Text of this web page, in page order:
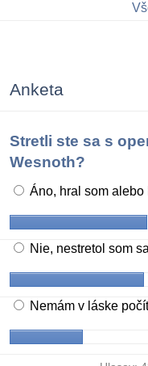
Anketa
Stretli ste sa s
Wesnoth?
Áno, hral som alebo
Nie, nestretol som sa
Nemám v láske